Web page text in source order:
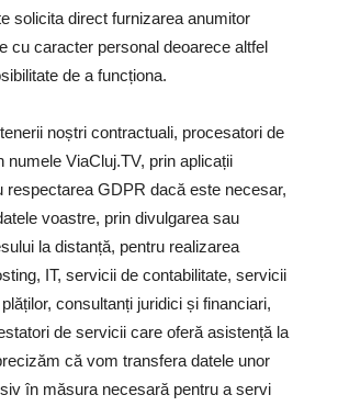
solicita direct furnizarea anumitor
cu caracter personal deoarece altfel
de a funcționa.
noștri contractuali, procesatori de
numele ViaCluj.TV, prin aplicații
respectarea GDPR dacă este necesar,
voastre, prin divulgarea sau
la distanță, pentru realizarea
IT, servicii de contabilitate, servicii
consultanți juridici și financiari,
de servicii care oferă asistență la
că vom transfera datele unor
în măsura necesară pentru a servi